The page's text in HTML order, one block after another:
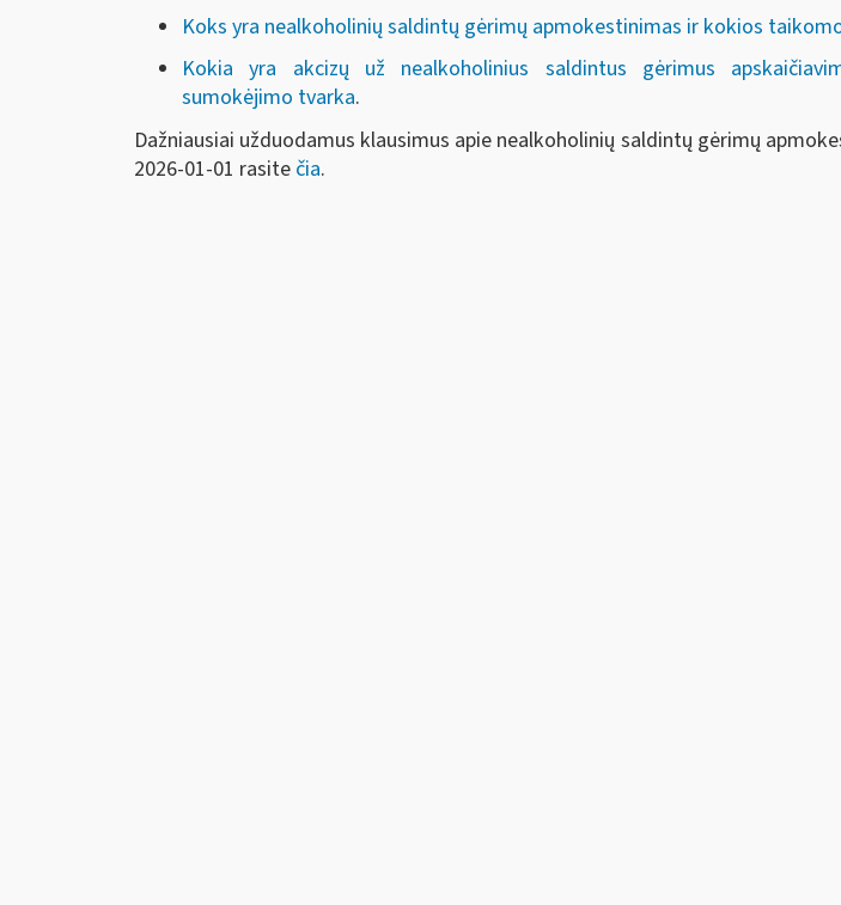
Koks yra nealkoholinių saldintų gėrimų apmokestinimas ir kokios
Kokia yra akcizų už nealkoholinius saldintus gėrimus
sumokėjimo tvarka.
Dažniausiai užduodamus klausimus apie nealkoholinių saldintų gėrimų
2026-01-01 rasite čia.